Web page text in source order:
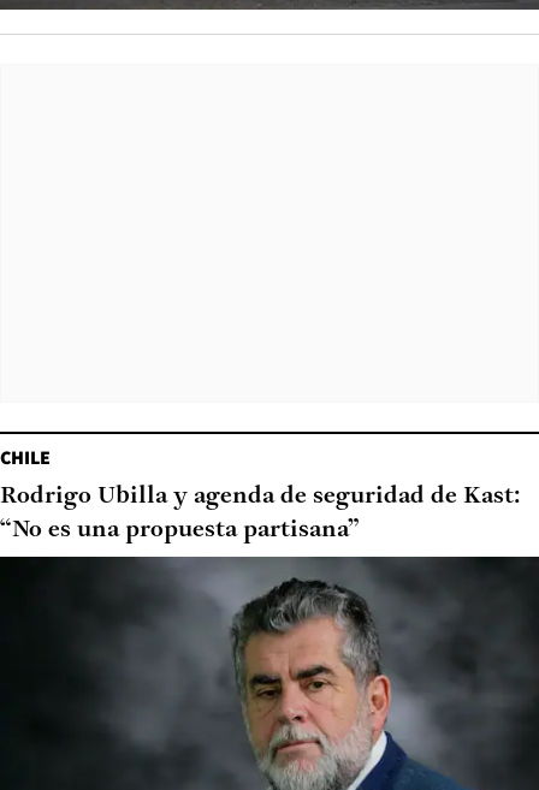
CHILE
Rodrigo Ubilla y agenda de seguridad de Kast:
“No es una propuesta partisana”